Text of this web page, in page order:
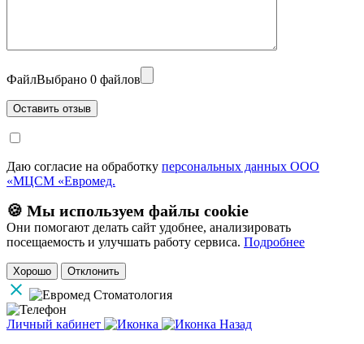
ФайлВыбрано 0 файлов
Даю согласие на обработку персональных данных ООО
«МЦСМ «Евромед.
🍪 Мы используем файлы cookie
Они помогают делать сайт удобнее, анализировать
посещаемость и улучшать работу сервиса. Подробнее
Хорошо Отклонить
Личный кабинет
Назад